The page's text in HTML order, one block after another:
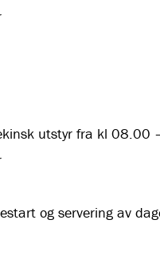
utstyr fra kl 08.00
og servering av